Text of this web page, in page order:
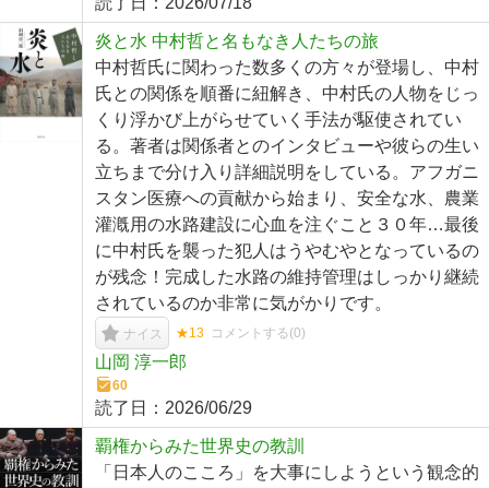
炎と水 中村哲と名もなき人たちの旅
中村哲氏に関わった数多くの方々が登場し、中村
氏との関係を順番に紐解き、中村氏の人物をじっ
くり浮かび上がらせていく手法が駆使されてい
る。著者は関係者とのインタビューや彼らの生い
立ちまで分け入り詳細説明をしている。アフガニ
スタン医療への貢献から始まり、安全な水、農業
灌漑用の水路建設に心血を注ぐこと３０年…最後
に中村氏を襲った犯人はうやむやとなっているの
が残念！完成した水路の維持管理はしっかり継続
されているのか非常に気がかりです。
ナイス ★13 コメントする(0)
山岡 淳一郎
60
読了日： 2026/06/29
覇権からみた世界史の教訓
「日本人のこころ」を大事にしようという観念的